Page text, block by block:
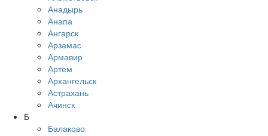
Анадырь
Анапа
Ангарск
Арзамас
Армавир
Артём
Архангельск
Астрахань
Ачинск
Б
Балаково